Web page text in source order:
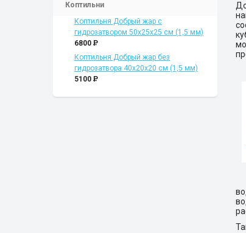
Коптильни
Коптильня Добрый жар с
гидрозатвором 50х25х25 см (1,5 мм)
6800 P
Коптильня Добрый жар без
гидрозатвора 40х20х20 см (1,5 мм)
5100 P